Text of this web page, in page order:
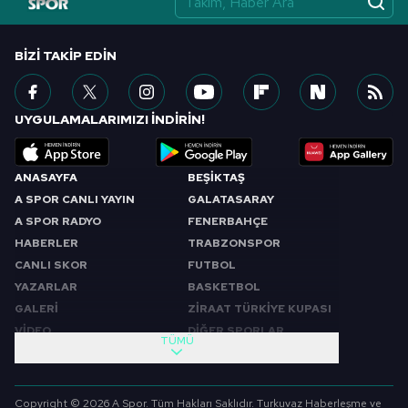
ANASAYFA
A SPOR CANLI YAYIN
A SPOR RADYO
HABERLER
CANLI SKOR
YAZARLAR
GALERİ
VİDEO
BEŞİKTAŞ
GALATASARAY
FENERBAHÇE
TRABZONSPOR
FUTBOL
BASKETBOL
ZİRAAT TÜRKİYE KUPASI
DİĞER SPORLAR
SABAH SPORU
FUTBOL
TÜMÜ
BIZI TAKIP EDIN
UYGULAMALARIMIZI İNDİRİN!
Copyright © 2026 A Spor. Tüm Hakları Saklıdır. Turkuvaz Haberleşme ve